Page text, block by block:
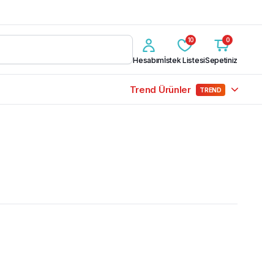
Hesabım
10
İstek Listesi
0
Sepetiniz
Trend Ürünler TREND